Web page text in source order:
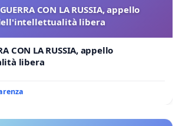
CON LA RUSSIA, appello
libera
CON LA RUSSIA, appello
libera